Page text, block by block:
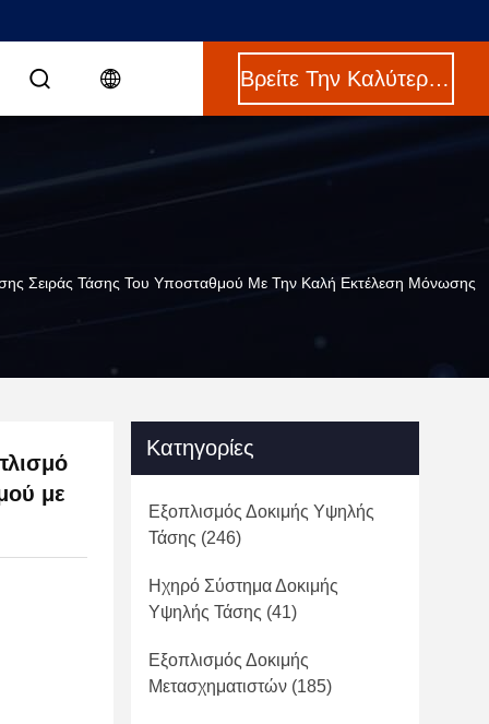
Βρείτε Την Καλύτερη Τιμή
Σειράς Τάσης Του Υποσταθμού Με Την Καλή Εκτέλεση Μόνωσης
με
Κατηγορίες
Εξοπλισμός Δοκιμής Υψηλής
Τάσης (246)
Ηχηρό Σύστημα Δοκιμής
Υψηλής Τάσης (41)
Εξοπλισμός Δοκιμής
Μετασχηματιστών (185)